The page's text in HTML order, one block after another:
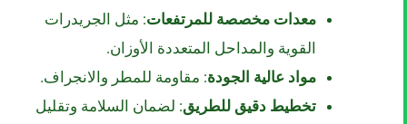
معدات مخصصة للمرتفعات: مثل الجريدرات
القوية والمداحل المتعددة الأوزان.
مواد عالية الجودة: مقاومة للمطر والانجراف.
تخطيط دقيق للطريق: لضمان السلامة وتقليل